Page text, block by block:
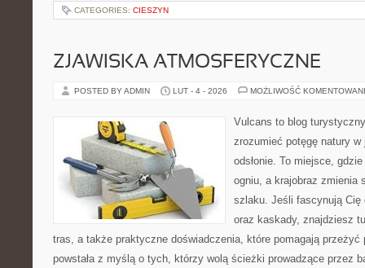
CATEGORIES: CIESZYN
ZJAWISKA ATMOSFERYCZNE
POSTED BY ADMIN LUT - 4 - 2026 MOŻLIWOŚĆ
Vulcans to blog
zrozumieć potęgę natury w
odsłonie. To miejsce,
ogniu, a krajobraz zmienia
szlaku. Jeśli fascynują Cię
oraz kaskady, znajdziesz
tras, a także praktyczne doświadczenia, które pomagają przeżyć
powstała z myślą o tych, którzy wolą ścieżki prowadzące przez